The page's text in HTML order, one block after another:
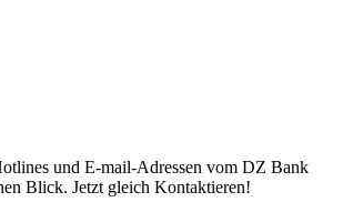
und E-mail-Adressen vom DZ Bank
Blick. Jetzt gleich Kontaktieren!